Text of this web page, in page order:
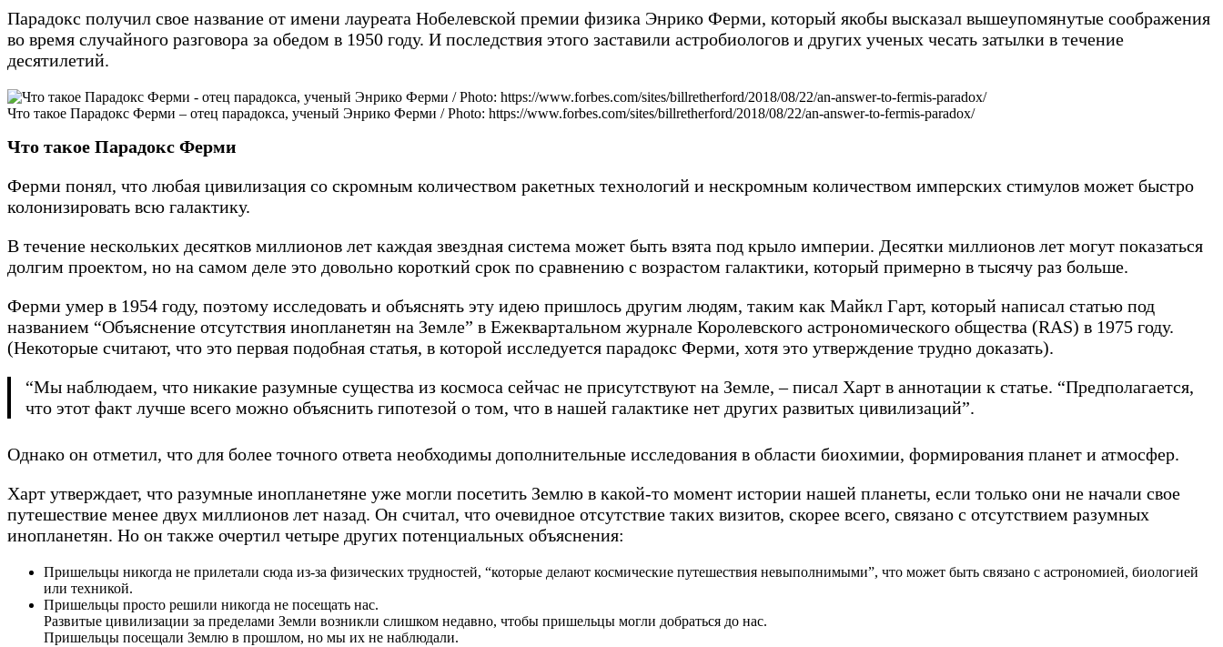
Парадокс получил свое название от имени лауреата Нобелевской премии физика Энрико Ферми, который якобы высказал вышеупомянутые соображения
во время случайного разговора за обедом в 1950 году. И последствия этого заставили астробиологов и других ученых чесать затылки в течение
десятилетий.
Что такое Парадокс Ферми – отец парадокса, ученый Энрико Ферми / Photo: https://www.forbes.com/sites/billretherford/2018/08/22/an-answer-to-fermis-paradox/
Что такое Парадокс Ферми
Ферми понял, что любая цивилизация со скромным количеством ракетных технологий и нескромным количеством имперских стимулов может быстро
колонизировать всю галактику.
В течение нескольких десятков миллионов лет каждая звездная система может быть взята под крыло империи. Десятки миллионов лет могут показаться
долгим проектом, но на самом деле это довольно короткий срок по сравнению с возрастом галактики, который примерно в тысячу раз больше.
Ферми умер в 1954 году, поэтому исследовать и объяснять эту идею пришлось другим людям, таким как Майкл Гарт, который написал статью под
названием “Объяснение отсутствия инопланетян на Земле” в Ежеквартальном журнале Королевского астрономического общества (RAS) в 1975 году.
(Некоторые считают, что это первая подобная статья, в которой исследуется парадокс Ферми, хотя это утверждение трудно доказать).
“Мы наблюдаем, что никакие разумные существа из космоса сейчас не присутствуют на Земле, – писал Харт в аннотации к статье. “Предполагается,
что этот факт лучше всего можно объяснить гипотезой о том, что в нашей галактике нет других развитых цивилизаций”.
Однако он отметил, что для более точного ответа необходимы дополнительные исследования в области биохимии, формирования планет и атмосфер.
Харт утверждает, что разумные инопланетяне уже могли посетить Землю в какой-то момент истории нашей планеты, если только они не начали свое
путешествие менее двух миллионов лет назад. Он считал, что очевидное отсутствие таких визитов, скорее всего, связано с отсутствием разумных
инопланетян. Но он также очертил четыре других потенциальных объяснения:
Пришельцы никогда не прилетали сюда из-за физических трудностей, “которые делают космические путешествия невыполнимыми”, что может быть связано с астрономией, биологией
или техникой.
Пришельцы просто решили никогда не посещать нас.
Развитые цивилизации за пределами Земли возникли слишком недавно, чтобы пришельцы могли добраться до нас.
Пришельцы посещали Землю в прошлом, но мы их не наблюдали.